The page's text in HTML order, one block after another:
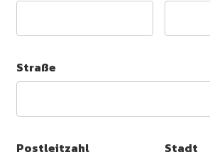
Straße
Postleitzahl Stadt